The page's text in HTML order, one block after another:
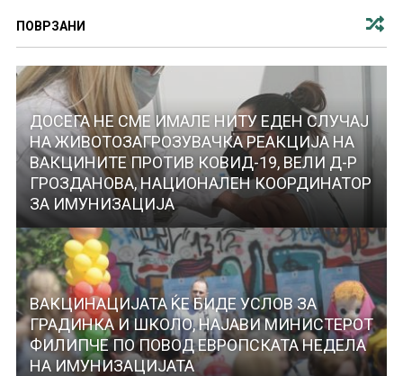
ПОВРЗАНИ
ДОСЕГА НЕ СМЕ ИМАЛЕ НИТУ ЕДЕН СЛУЧАЈ
НА ЖИВОТОЗАГРОЗУВАЧКА РЕАКЦИЈА НА
ВАКЦИНИТЕ ПРОТИВ КОВИД-19, ВЕЛИ Д-Р
ГРОЗДАНОВА, НАЦИОНАЛЕН КООРДИНАТОР
ЗА ИМУНИЗАЦИЈА
ВАКЦИНАЦИЈАТА ЌЕ БИДЕ УСЛОВ ЗА
ГРАДИНКА И ШКОЛО, НАЈАВИ МИНИСТЕРОТ
ФИЛИПЧЕ ПО ПОВОД ЕВРОПСКАТА НЕДЕЛА
НА ИМУНИЗАЦИЈАТА